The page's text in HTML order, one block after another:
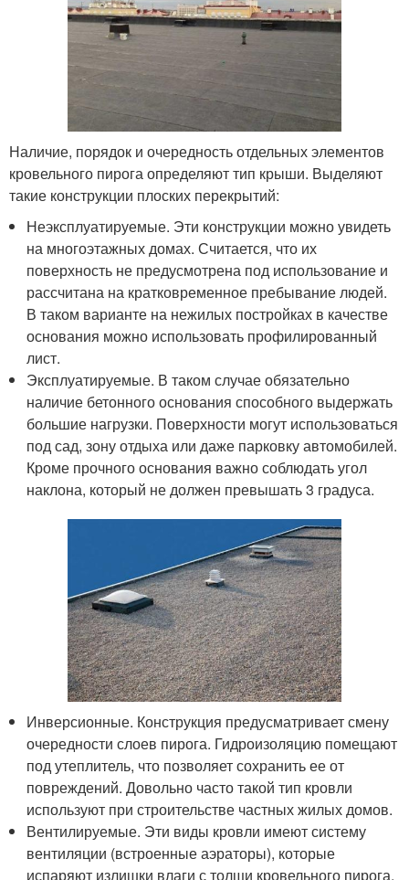
Наличие, порядок и очередность отдельных элементов
кровельного пирога определяют тип крыши. Выделяют
такие конструкции плоских перекрытий:
Неэксплуатируемые. Эти конструкции можно увидеть
на многоэтажных домах. Считается, что их
поверхность не предусмотрена под использование и
рассчитана на кратковременное пребывание людей.
В таком варианте на нежилых постройках в качестве
основания можно использовать профилированный
лист.
Эксплуатируемые. В таком случае обязательно
наличие бетонного основания способного выдержать
большие нагрузки. Поверхности могут использоваться
под сад, зону отдыха или даже парковку автомобилей.
Кроме прочного основания важно соблюдать угол
наклона, который не должен превышать 3 градуса.
Инверсионные. Конструкция предусматривает смену
очередности слоев пирога. Гидроизоляцию помещают
под утеплитель, что позволяет сохранить ее от
повреждений. Довольно часто такой тип кровли
используют при строительстве частных жилых домов.
Вентилируемые. Эти виды кровли имеют систему
вентиляции (встроенные аэраторы), которые
испаряют излишки влаги с толщи кровельного пирога.